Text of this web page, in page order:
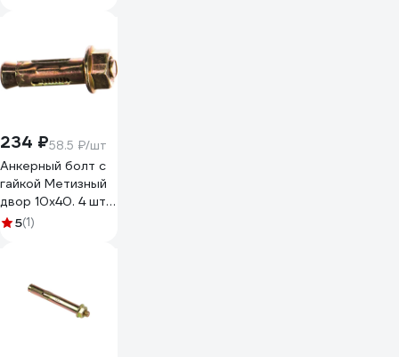
234 ₽58.5 ₽/шт
Анкерный болт с
гайкой Метизный
двор 10x40. 4 шт.
4607173902252
5(1)